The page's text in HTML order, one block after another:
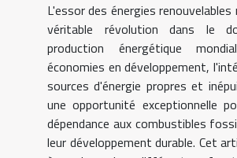
L'essor des énergies
véritable révolution dans le
production énergétique
économies en développement,
sources d'énergie propres et
une opportunité exceptionnelle
dépendance aux combustibles
leur développement durable. Cet